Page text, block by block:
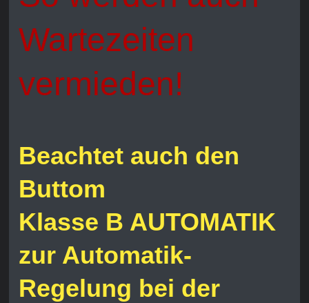
Wartezeiten
vermieden!
Beachtet auch den
Buttom
Klasse B AUTOMATIK
zur Automatik-
Regelung bei der